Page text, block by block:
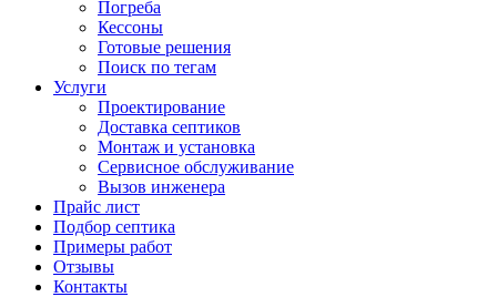
Погреба
Кессоны
Готовые решения
Поиск по тегам
Услуги
Проектирование
Доставка септиков
Монтаж и установка
Сервисное обслуживание
Вызов инженера
Прайс лист
Подбор септика
Примеры работ
Отзывы
Контакты